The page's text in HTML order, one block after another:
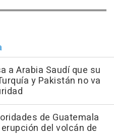
a Arabia Saudí que su
y Pakistán no va
de Guatemala
del volcán de